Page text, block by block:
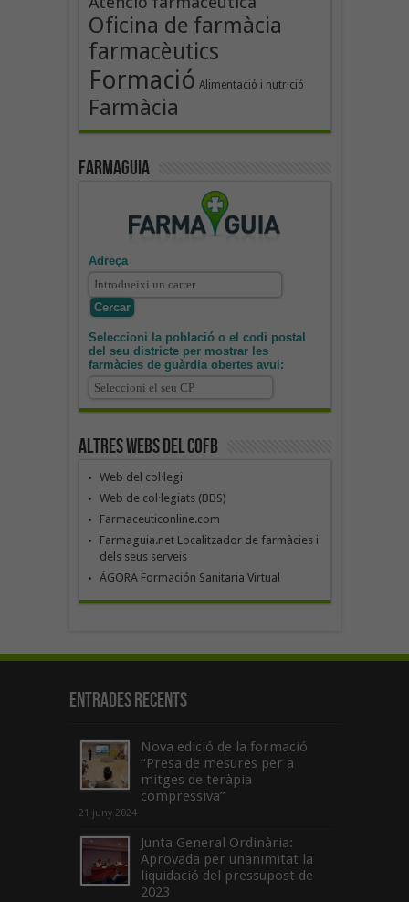
Oficina de farmàcia
farmacèutics
Formació Alimentació i nutrició
Farmàcia
Farmaguia
Adreça
Seleccioni la població o el codi postal
del seu districte per mostrar les
farmàcies de guàrdia obertes avui:
Altres webs del COFB
Web del col·legi
Web de col·legiats (BBS)
Farmaceuticonline.com
Farmaguia.net Localitzador de farmàcies i
dels seus serveis
ÁGORA Formación Sanitaria Virtual
Entrades recents
Nova edició de la formació
“Presa de mesures per a
mitges de teràpia
compressiva”
21 juny 2024
Junta General Ordinària:
Aprovada per unanimitat la
liquidació del pressupost de
2023